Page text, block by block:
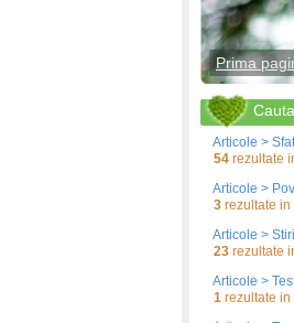
Prima
Articole >
54 rezultate
Articole >
3 rezultate in
Articole > Stiri
23 rezultate
Articole >
1 rezultate in